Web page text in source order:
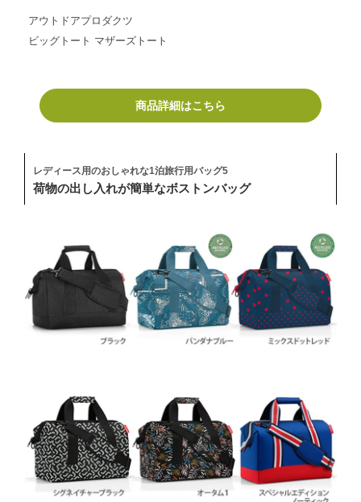
アウトドアプロダクツ
ビッグトート マザーズトート
商品詳細はこちら
レディース用のおしゃれな1泊旅行用バッグ5
荷物の出し入れが簡単なボストンバッグ